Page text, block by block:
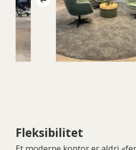
Fleksibilitet